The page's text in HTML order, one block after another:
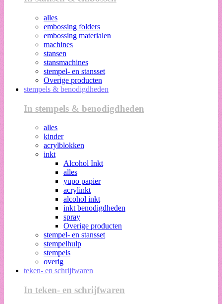
alles
embossing folders
embossing materialen
machines
stansen
stansmachines
stempel- en stansset
Overige producten
stempels & benodigdheden
In stempels & benodigdheden
alles
kinder
acrylblokken
inkt
Alcohol Inkt
alles
yupo papier
acrylinkt
alcohol inkt
inkt benodigdheden
spray
Overige producten
stempel- en stansset
stempelhulp
stempels
overig
teken- en schrijfwaren
In teken- en schrijfwaren